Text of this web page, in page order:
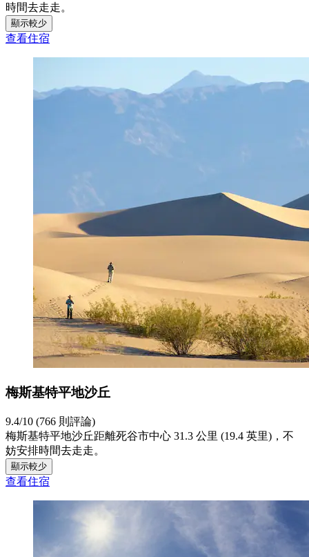
時間去走走。
顯示較少
查看住宿
梅斯基特平地沙丘
9.4/10 (766 則評論)
梅斯基特平地沙丘距離死谷市中心 31.3 公里 (19.4 英里)，不
妨安排時間去走走。
顯示較少
查看住宿